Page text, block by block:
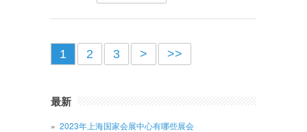
1 2 3 > >>
最新
2023年上海国家会展中心有哪些展会